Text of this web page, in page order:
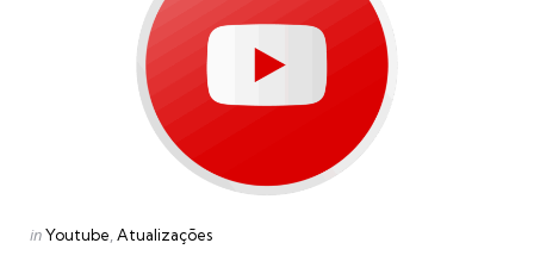
Categories
Posted
inYoutube Atualizações